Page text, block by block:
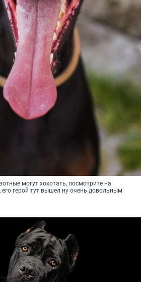
могут хохотать, посмотрите на
герой тут вышел ну очень довольным